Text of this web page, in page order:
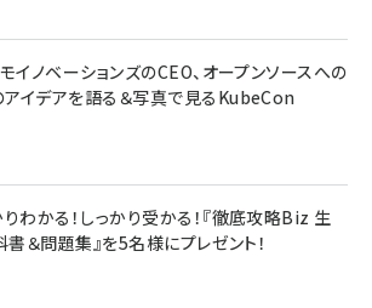
イノベーションズのCEO、オープンソースへの
イデアを語る＆写真で見るKubeCon
わかる！しっかり受かる！『徹底攻略Biz 生
＆問題集』を5名様にプレゼント！